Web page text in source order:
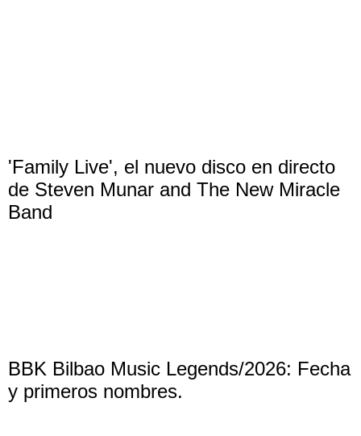
'Family Live', el nuevo disco en directo
de Steven Munar and The New Miracle
Band
BBK Bilbao Music Legends/2026: Fecha
y primeros nombres.